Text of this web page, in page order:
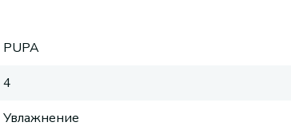
PUPA
4
Увлажнение